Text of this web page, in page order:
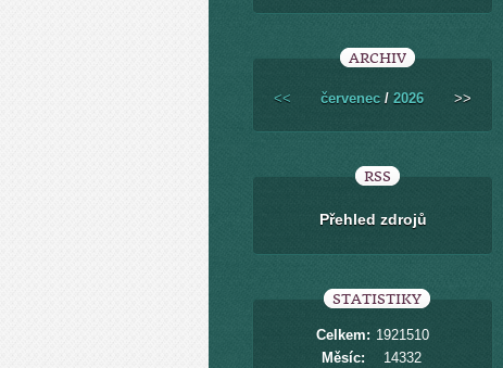
ARCHIV
<< červenec / 2026 >>
RSS
Přehled zdrojů
STATISTIKY
Celkem: 1921510
Měsíc:
14332